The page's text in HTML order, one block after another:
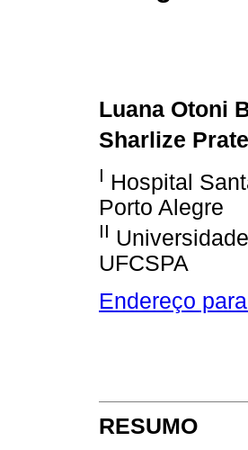
Luana Otoni
Sharlize
I Hospital
Porto Alegre
II
UFCSPA
Endereço
RESUMO